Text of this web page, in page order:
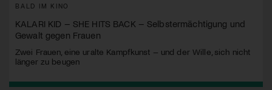
BALD IM KINO
KALARI KID – SHE HITS BACK – Selbstermächtigung und
Gewalt gegen Frauen
Zwei Frauen, eine uralte Kampfkunst – und der Wille, sich nicht
länger zu beugen